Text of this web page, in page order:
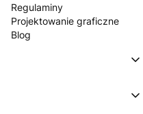
Regulaminy
Projektowanie graficzne
Blog